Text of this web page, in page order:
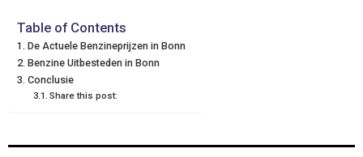
T
T
O
Table of Contents
De Actuele Benzineprijzen in Bonn
Benzine Uitbesteden in Bonn
Conclusie
Share this post: